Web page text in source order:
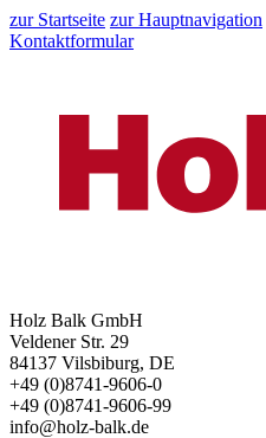
zur Startseite zur Hauptnavigation
Kontaktformular
Holz Balk GmbH
Veldener Str. 29
84137 Vilsbiburg, DE
+49 (0)8741-9606-0
+49 (0)8741-9606-99
info@holz-balk.de